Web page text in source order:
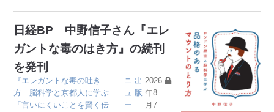
日経BP 中野信子さん『エレ
ガントな毒のはき方』の続刊
を発刊
『エレガントな毒の吐き
方 脳科学と京都人に学ぶ
「言いにくいことを賢く伝
｜ ニ
ュ
ー
出
版
2026
年8
月7